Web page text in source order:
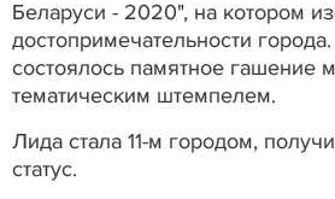
Беларуси - 2020", на котором
достопримечательности
состоялось памятное гашение
тематическим штемпелем.
Лида стала 11-м городом,
статус.